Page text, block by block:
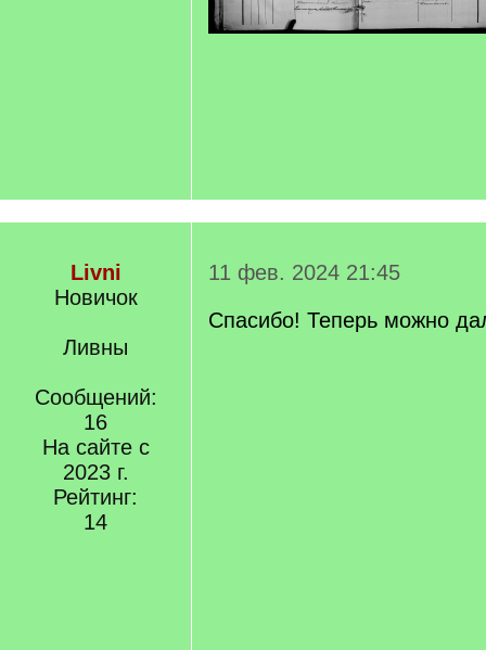
Livni
Новичок
Ливны
Сообщений:
16
На сайте с
2023 г.
Рейтинг:
14
11 фев. 2024 21:45
Спасибо! Теперь можно